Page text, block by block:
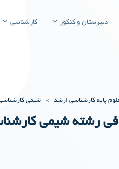
دبیرستان و کنکور کارشناسی
پایه کارشناسی ارشد » شیمی
رشته شیمی